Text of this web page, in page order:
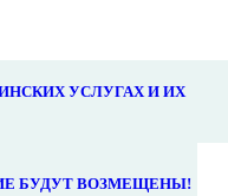
УСЛУГАХ И ИХ
БУДУТ ВОЗМЕЩЕНЫ!